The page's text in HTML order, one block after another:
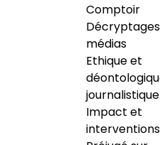
Comptoir
Décryptages
médias
Ethique et
journalistique
Impact et
interventions